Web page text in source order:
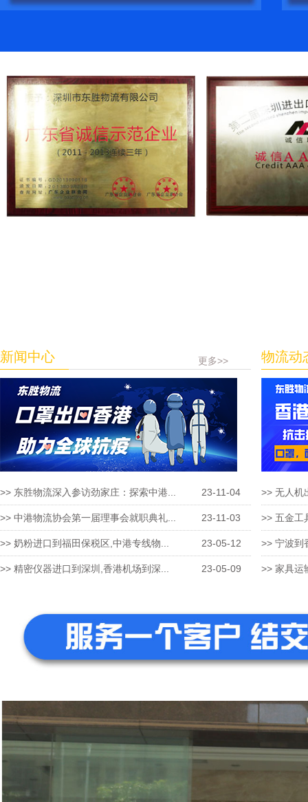
新闻中心 更多>>
>> 东胜物流深入参访劲家庄：探索中港... 23-11-04
>> 中港物流协会第一届理事会就职典礼... 23-11-03
>> 奶粉进口到福田保税区,中港专线物... 23-05-12
>> 精密仪器进口到深圳,香港机场到深... 23-05-09
物流动
>> 无人机
>> 五金工
>> 宁波到
>> 家具运